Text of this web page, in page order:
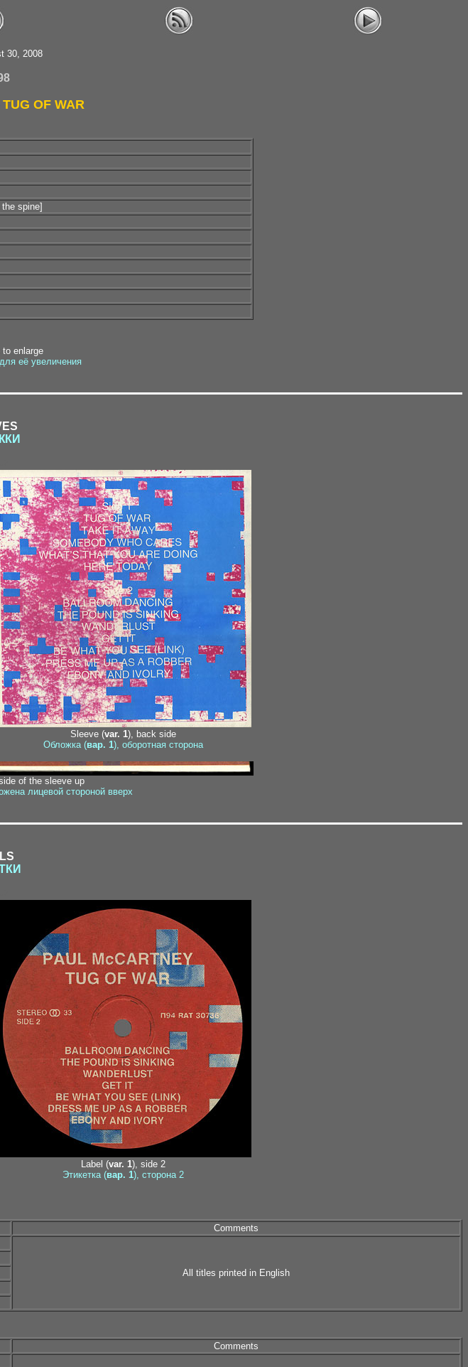
30, 2008
TUG OF WAR
spine]
enlarge
её увеличения
Sleeve (var. 1), back side
Обложка (вар. 1), оборотная сторона
of the sleeve up
лицевой стороной вверх
Label (var. 1), side 2
Этикетка (вар. 1), сторона 2
Comments
All titles printed in English
Comments